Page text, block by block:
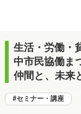
生活・労働・
中市民協働ま
仲間と、未来
#セミナー・講座